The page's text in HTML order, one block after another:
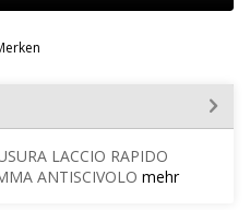
LACCIO RAPIDO
ANTISCIVOLO mehr